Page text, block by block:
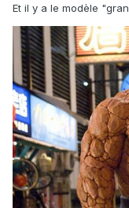
Et il y a le modèle